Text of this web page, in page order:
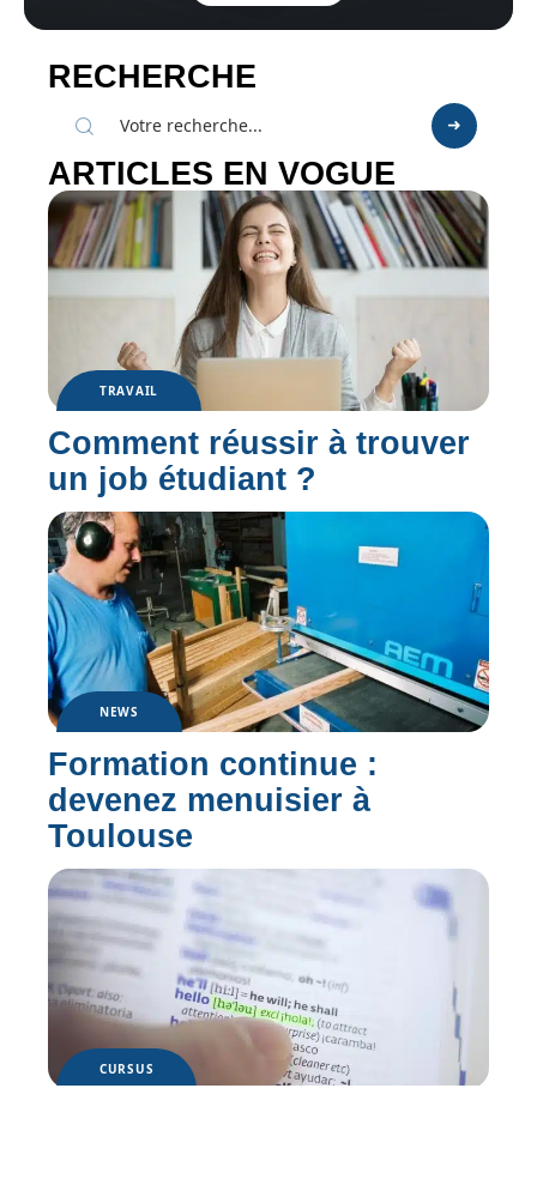
RECHERCHE
ARTICLES EN VOGUE
TRAVAIL
Comment réussir à trouver
un job étudiant ?
NEWS
Formation continue :
devenez menuisier à
Toulouse
CURSUS